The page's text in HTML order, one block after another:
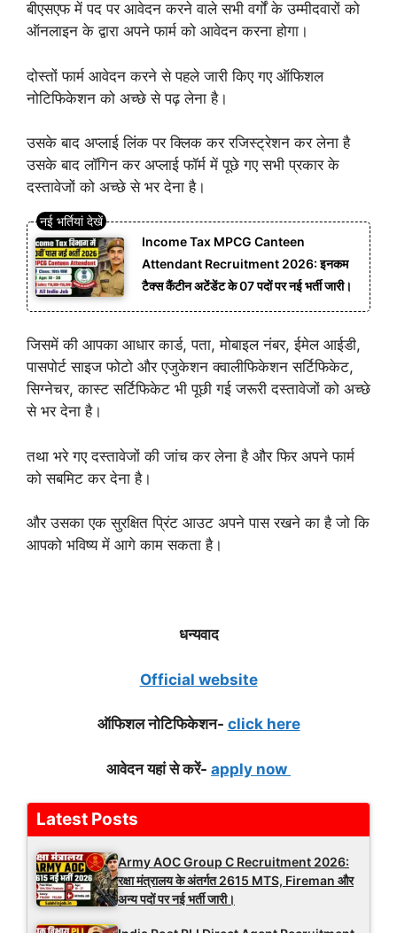
बीएसएफ में पद पर आवेदन करने वाले सभी वर्गों के उम्मीदवारों को
ऑनलाइन के द्वारा अपने फार्म को आवेदन करना होगा।
दोस्तों फार्म आवेदन करने से पहले जारी किए गए ऑफिशल
नोटिफिकेशन को अच्छे से पढ़ लेना है।
उसके बाद अप्लाई लिंक पर क्लिक कर रजिस्ट्रेशन कर लेना है
उसके बाद लॉगिन कर अप्लाई फॉर्म में पूछे गए सभी प्रकार के
दस्तावेजों को अच्छे से भर देना है।
Income Tax MPCG Canteen
Attendant Recruitment 2026: इनकम
टैक्स कैंटीन अटेंडेंट के 07 पदों पर नई भर्ती जारी।
जिसमें की आपका आधार कार्ड, पता, मोबाइल नंबर, ईमेल आईडी,
पासपोर्ट साइज फोटो और एजुकेशन क्वालीफिकेशन सर्टिफिकेट,
सिग्नेचर, कास्ट सर्टिफिकेट भी पूछी गई जरूरी दस्तावेजों को अच्छे
से भर देना है।
तथा भरे गए दस्तावेजों की जांच कर लेना है और फिर अपने फार्म
को सबमिट कर देना है।
और उसका एक सुरक्षित प्रिंट आउट अपने पास रखने का है जो कि
आपको भविष्य में आगे काम सकता है।
धन्यवाद
Official website
ऑफिशल नोटिफिकेशन- click here
आवेदन यहां से करें- apply now
Latest Posts
Army AOC Group C Recruitment 2026:
रक्षा मंत्रालय के अंतर्गत 2615 MTS, Fireman और
अन्य पदों पर नई भर्ती जारी।